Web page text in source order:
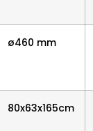
ø460 mm
80x63x165cm